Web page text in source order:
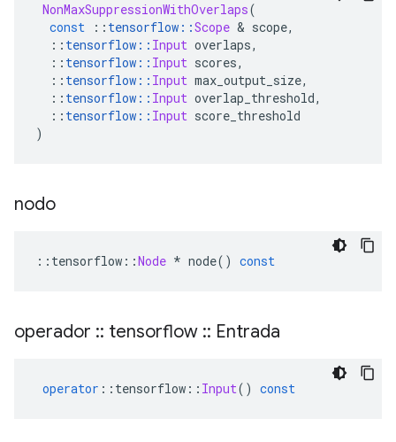
NonMaxSuppressionWithOverlaps(
const
:: tensorflow ::Scope & scope,
:: tensorflow :: Input overlaps,
:: tensorflow :: Input scores,
:: tensorflow :: Input max_output_size,
:: tensorflow :: Input overlap_threshold,
:: tensorflow :: Input score_threshold
)
nodo
:: tensorflow ::Node * node() const
operador :: tensorflow :: Entrada
operator :: tensorflow :: Input() const